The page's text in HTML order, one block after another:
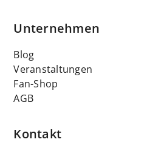
Unternehmen
Blog
Veranstaltungen
Fan-Shop
AGB
Kontakt